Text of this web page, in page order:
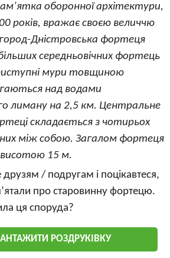
оборонної архітектури,
років, вражає своєю величчю
Дністровська фортеця
середньовічних фортець
мури товщиною
над водами
лиману на 2,5 км. Центральне
складається з чотирьох
між собою. Загалом фортеця
15 м.
/ подругам і поцікавтеся,
про старовинну фортецю.
ця споруда?
РОЗДРУКІВКУ